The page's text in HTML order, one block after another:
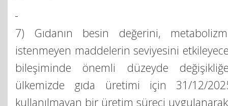
7) Gıdanın besin değerini,
istenmeyen maddelerin seviyesini
bileşiminde önemli düzeyde
ülkemizde gıda üretimi için 31/12/
kullanılmayan bir üretim süreci